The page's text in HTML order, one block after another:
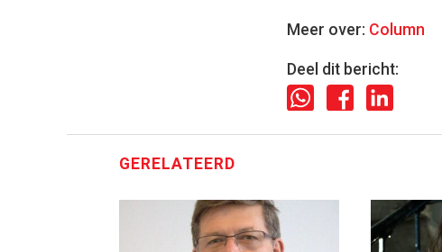
Meer over: Column
Deel dit bericht:
GERELATEERD